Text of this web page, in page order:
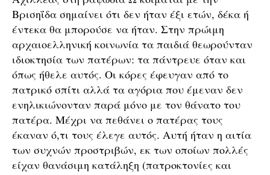
Βρισηΐδα σημαίνει ότι δεν ήταν έξι ετών, δέκα ή
έντεκα θα μπορούσε να ήταν. Στην πρώιμη
αρχαιοελληνική κοινωνία τα παιδιά θεωρούνταν
ιδιοκτησία των πατέρων: τα πάντρευε όταν και
όπως ήθελε αυτός. Οι κόρες έφευγαν από το
πατρικό σπίτι αλλά τα αγόρια που έμεναν δεν
ενηλικιώνονταν παρά μόνο με τον θάνατο του
πατέρα. Μέχρι να πεθάνει ο πατέρας τους
έκαναν ό,τι τους έλεγε αυτός. Αυτή ήταν η αιτία
των συχνών προστριβών, εκ των οποίων πολλές
είχαν θανάσιμη κατάληξη (πατροκτονίες και